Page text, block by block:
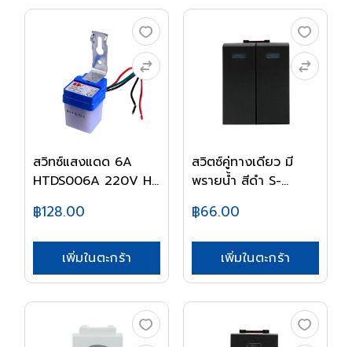
สวิทซ์แสงแดด 6A
HTDS006A 220V HI-
฿128.00
เพิ่มในตะกร้า
สวิตซ์คู่ทางเดียว มี
พรายน้ำ สีดำ S-...
฿66.00
เพิ่มในตะกร้า